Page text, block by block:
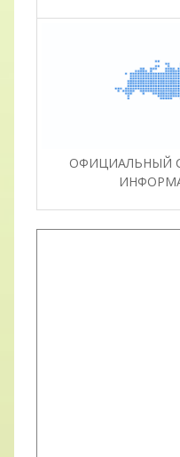
ОФИЦИАЛЬНЫЙ